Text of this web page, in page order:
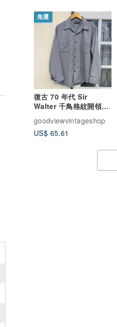
免運
復古 70 年代 Sir
Walter 千鳥格紋開領襯
goodviewvintageshop
US$ 65.61